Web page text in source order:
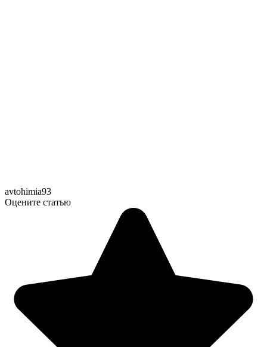
avtohimia93
Оцените статью